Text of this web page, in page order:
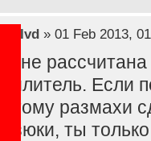
lvd» 01 Feb 2013,
TS не
усилитель. Если
потому размахи
резюки, ты